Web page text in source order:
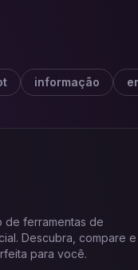
informação
de ferramentas de
Descubra, compare e
para você.